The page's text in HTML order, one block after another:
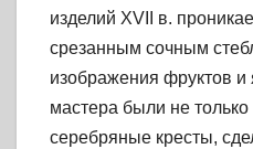
изделий XVII в.
срезанным сочным
изображения фруктов и
мастера были не
серебряные кресты,